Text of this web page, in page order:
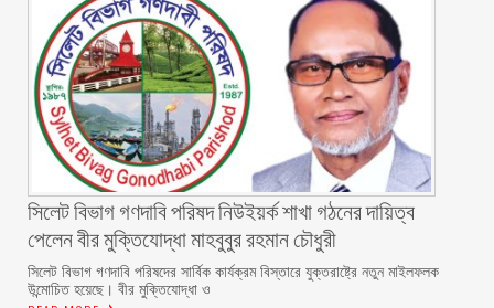
সিলেট বিভাগ গণদাবি পরিষদ নিউইয়র্ক শাখা গঠনের দায়িত্ব
পেলেন বীর মুক্তিযোদ্ধা মাহবুবুর রহমান চৌধুরী ‎ ‎
‎সিলেট বিভাগ গণদাবি পরিষদের সার্বিক কার্যক্রম বিস্তারে যুক্তরাষ্ট্রে নতুন মাইলফলক
উন্মোচিত হয়েছে। বীর মুক্তিযোদ্ধা ও